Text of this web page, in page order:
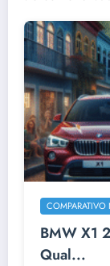
BMW X1
Qual...